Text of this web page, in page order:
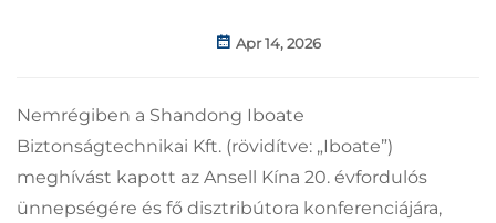
Apr 14, 2026
Nemrégiben a Shandong Iboate
Biztonságtechnikai Kft. (rövidítve: „Iboate”)
meghívást kapott az Ansell Kína 20. évfordulós
ünnepségére és fő disztribútora konferenciájára,